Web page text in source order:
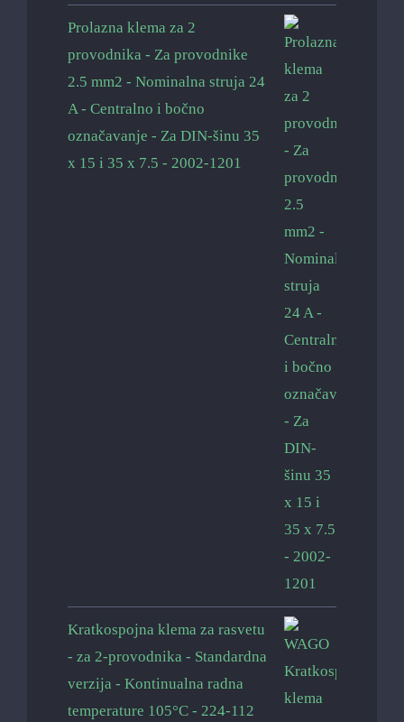
Prolazna klema za 2
provodnika - Za provodnike
2.5 mm2 - Nominalna struja 24
A - Centralno i bočno
označavanje - Za DIN-šinu 35
x 15 i 35 x 7.5 - 2002-1201
Kratkospojna klema za rasvetu
- za 2-provodnika - Standardna
verzija - Kontinualna radna
temperature 105°C - 224-112